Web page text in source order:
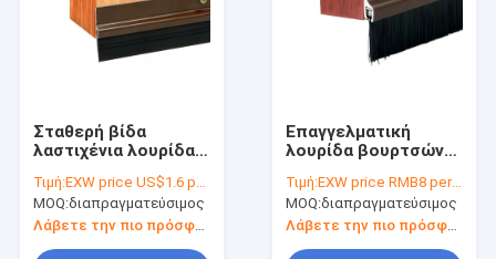
Σταθερή βίδα
λαστιχένια λουρίδα
κατώτατο σημείο
της πόρτας 1000mm
μήκος
Τιμή:EXW price US$1.6 per piece
MOQ:διαπραγματεύσιμος
Λάβετε την πιο πρόσφατη τιμή
Επαγγελματική
λουρίδα βουρτσών
για αδιάβροχος
Windproof
Τιμή:EXW price RMB8 per piece
MOQ:διαπραγματεύσιμος